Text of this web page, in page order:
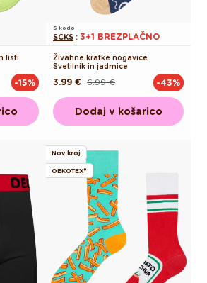
listi
-15%
S kodo
SCKS : 3+1 BREZPLAČNO
Živahne kratke nogavice
Svetilnik in jadrnice
Redna 6.99 €
Akcijska
3.99 € -43%
Dodaj v košarico
Nov kroj
OEKOTEX®